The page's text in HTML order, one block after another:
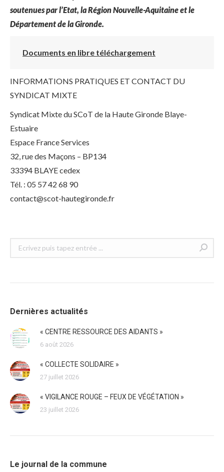
soutenues par l’Etat, la Région Nouvelle-Aquitaine et le
Département de la Gironde.
Documents en libre téléchargement
INFORMATIONS PRATIQUES ET CONTACT DU
SYNDICAT MIXTE
Syndicat Mixte du SCoT de la Haute Gironde Blaye-
Estuaire
Espace France Services
32, rue des Maçons – BP134
33394 BLAYE cedex
Tél. : 05 57 42 68 90
contact@scot-hautegironde.fr
Dernières actualités
« CENTRE RESSOURCE DES AIDANTS »
6 août 2026
« COLLECTE SOLIDAIRE »
27 juillet 2026
« VIGILANCE ROUGE – FEUX DE VÉGÉTATION »
23 juillet 2026
Le journal de la commune